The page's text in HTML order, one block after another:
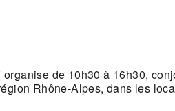
organise de 10h30 à 16h30,
Rhône-Alpes, dans les